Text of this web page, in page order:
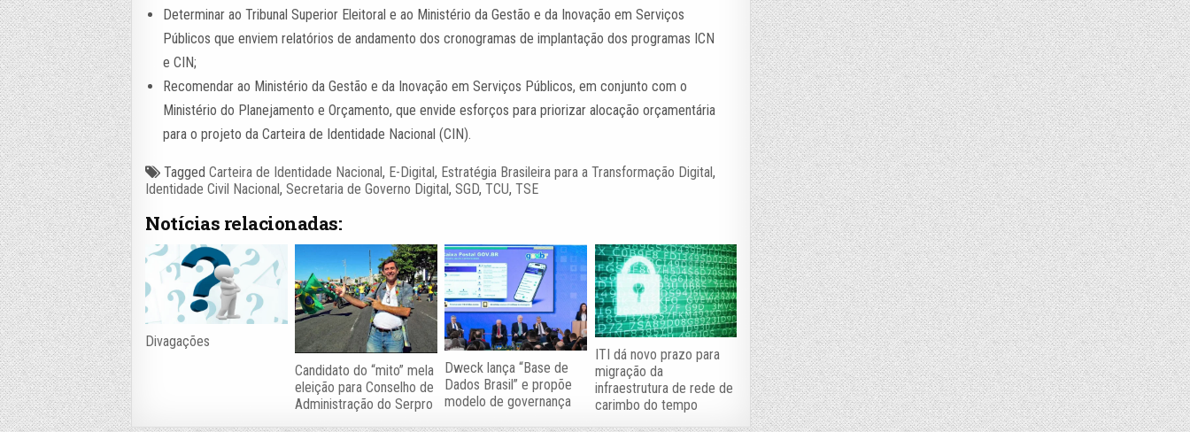
Determinar ao Tribunal Superior Eleitoral e ao Ministério da Gestão e da Inovação em Serviços
Públicos que enviem relatórios de andamento dos cronogramas de implantação dos programas ICN
e CIN;
Recomendar ao Ministério da Gestão e da Inovação em Serviços Públicos, em conjunto com o
Ministério do Planejamento e Orçamento, que envide esforços para priorizar alocação orçamentária
para o projeto da Carteira de Identidade Nacional (CIN).
TaggedCarteira de Identidade Nacional, E-Digital, Estratégia Brasileira para a Transformação Digital,
Identidade Civil Nacional,Secretaria de Governo Digital,SGD,TCU,TSE
Notícias relacionadas:
Divagações
Candidato do “mito” mela
eleição para Conselho de
Administração do Serpro
Dweck lança “Base de
Dados Brasil” e propõe
modelo de governança
ITI dá novo prazo para
migração da
infraestrutura de rede de
carimbo do tempo